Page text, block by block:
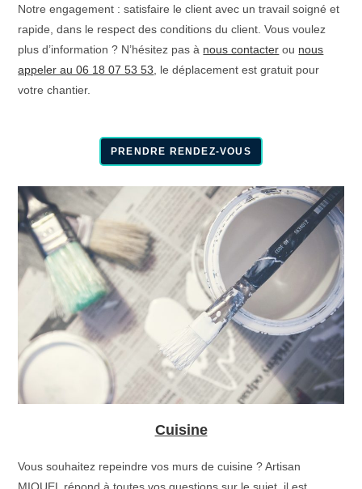
Notre engagement : satisfaire le client avec un travail soigné et
rapide, dans le respect des conditions du client. Vous voulez
plus d’information ? N’hésitez pas à nous contacter ou nous
appeler au 06 18 07 53 53, le déplacement est gratuit pour
votre chantier.
PRENDRE RENDEZ-VOUS
Cuisine
Vous souhaitez repeindre vos murs de cuisine ? Artisan